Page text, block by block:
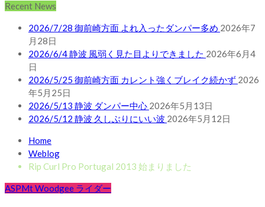
Recent News
2026/7/28 御前崎方面 よれ入ったダンパー多め 2026年7
月28日
2026/6/4 静波 風弱く見た目よりできました 2026年6月4
日
2026/5/25 御前崎方面 カレント強くブレイク続かず 2026
年5月25日
2026/5/13 静波 ダンパー中心 2026年5月13日
2026/5/12 静波 久しぶりにいい波 2026年5月12日
Home
Weblog
Rip Curl Pro Portugal 2013 始まりました
ASPMt Woodgee ライダー